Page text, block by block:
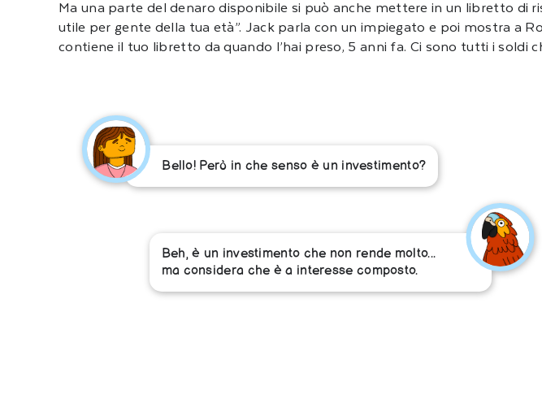
Ma una parte del denaro disponibile si può anche mettere in un libretto
utile per gente della tua età”. Jack parla con un impiegato e poi mostra a
contiene il tuo libretto da quando l’hai preso, 5 anni fa. Ci sono tutti i soldi
Bello! Però in che senso è un investimento?
Beh, è un investimento che non rende molto...
ma considera che è a interesse composto.